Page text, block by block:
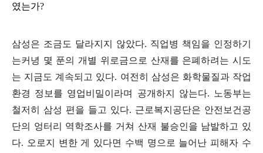
였는가?
삼성은 조금도 달라지지 않았다. 직업병 책임을 인정하기
는커녕 몇 푼의 개별 위로금으로 산재를 은폐하려는 시도
는 지금도 계속되고 있다. 여전히 삼성은 화학물질과 작업
환경 정보를 영업비밀이라며 공개하지 않는다.
노동부는
철저히 삼성 편을 들고 있다. 근로복지공단은 안전보건공
단의 엉터리 역학조사를 거쳐 산재 불승인을 남발하고 있
다. 오로지 변한 게 있다면 수백 명으로 늘어난 피해자 수